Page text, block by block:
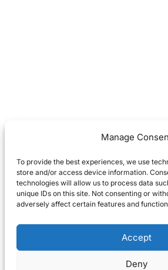
Manage
To provide the best experiences, we use
store and/or access device information.
technologies will allow us to process data
unique IDs on this site. Not consenting or
adversely affect certain features and
Accept
Deny